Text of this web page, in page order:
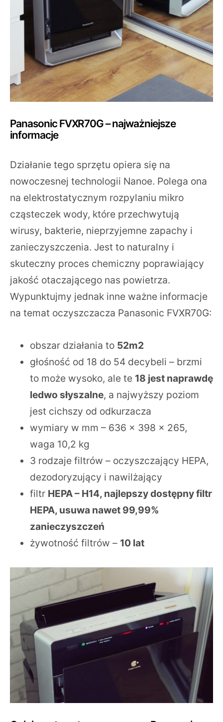
Panasonic FVXR70G – najważniejsze
informacje
Działanie tego sprzętu opiera się na
nowoczesnej technologii Nanoe. Polega ona
na elektrostatycznym rozpylaniu mikro
cząsteczek wody, które przechwytują
wirusy, bakterie, nieprzyjemne zapachy i
zanieczyszczenia. Jest to naturalny i
skuteczny proces chemiczny poprawiający
jakość otaczającego nas powietrza.
Wypunktujmy jednak inne ważne informacje
na temat oczyszczacza Panasonic FVXR70G:
obszar działania to 52m2
głośność od 18 do 54 decybeli – brzmi
to może wysoko, ale te 18 jest naprawdę
ledwo słyszalne, a najwyższy poziom
jest cichszy od odkurzacza
wymiary w mm – 636 x 398 x 265,
waga 10,2 kg
3 rodzaje filtrów – oczyszczający HEPA,
dezodoryzujący i nawilżający
filtr HEPA – H14, najlepszy dostępny filtr
HEPA, usuwa nawet 99,99%
zanieczyszczeń
żywotność filtrów – 10 lat